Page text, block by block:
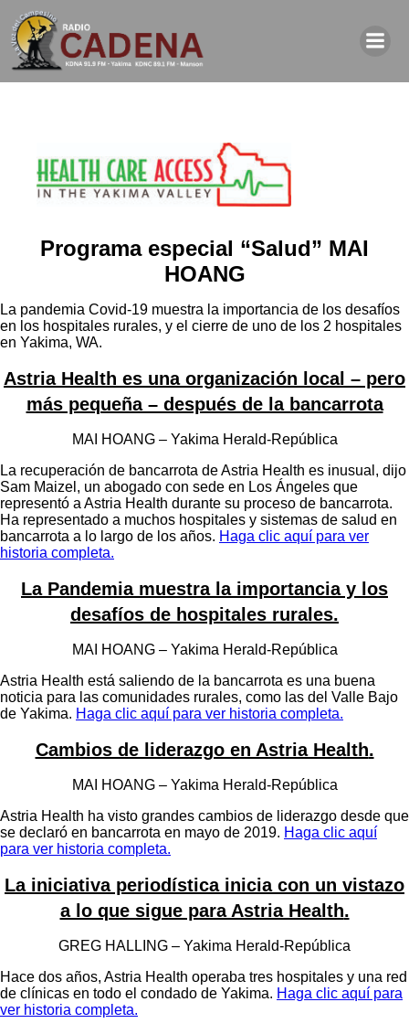
Programa especial “Salud” MAI
HOANG
La pandemia Covid-19 muestra la importancia de los desafíos
en los hospitales rurales, y el cierre de uno de los 2 hospitales
en Yakima, WA.
Astria Health es una organización local – pero
más pequeña – después de la bancarrota
MAI HOANG – Yakima Herald-República
La recuperación de bancarrota de Astria Health es inusual, dijo
Sam Maizel, un abogado con sede en Los Ángeles que
representó a Astria Health durante su proceso de bancarrota.
Ha representado a muchos hospitales y sistemas de salud en
bancarrota a lo largo de los años. Haga clic aquí para ver
historia completa.
La Pandemia muestra la importancia y los
desafíos de hospitales rurales.
MAI HOANG – Yakima Herald-República
Astria Health está saliendo de la bancarrota es una buena
noticia para las comunidades rurales, como las del Valle Bajo
de Yakima. Haga clic aquí para ver historia completa.
Cambios de liderazgo en Astria Health.
MAI HOANG – Yakima Herald-República
Astria Health ha visto grandes cambios de liderazgo desde que
se declaró en bancarrota en mayo de 2019. Haga clic aquí
para ver historia completa.
La iniciativa periodística inicia con un vistazo
a lo que sigue para Astria Health.
GREG HALLING – Yakima Herald-República
Hace dos años, Astria Health operaba tres hospitales y una red
de clínicas en todo el condado de Yakima. Haga clic aquí para
ver historia completa.